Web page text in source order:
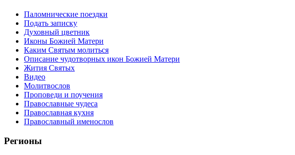
Паломнические поездки
Подать записку
Духовный цветник
Иконы Божией Матери
Каким Святым молиться
Описание чудотворных икон Божией Матери
Жития Святых
Видео
Молитвослов
Проповеди и поучения
Православные чудеса
Православная кухня
Православный именослов
Регионы